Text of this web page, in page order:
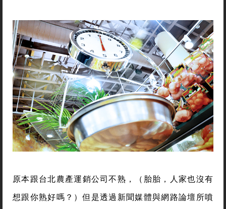
原本跟台北農產運銷公司不熟，（胎胎，人家也沒有
想跟你熟好嗎？）但是透過新聞媒體與網路論壇所噴